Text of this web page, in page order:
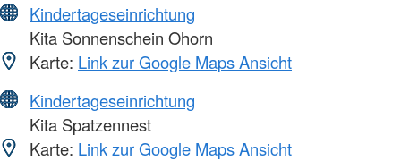
Kindertageseinrichtung
Kita Sonnenschein Ohorn
Karte: Link zur Google Maps Ansicht
Kindertageseinrichtung
Kita Spatzennest
Karte: Link zur Google Maps Ansicht